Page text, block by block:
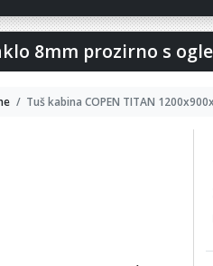
8mm prozirno s
Tuš kabina COPEN TITAN